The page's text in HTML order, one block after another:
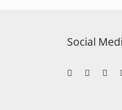
Social